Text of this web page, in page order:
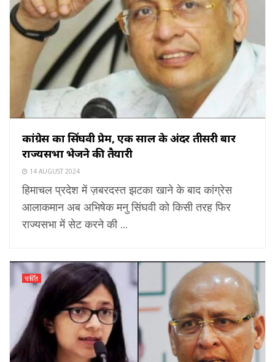
कांग्रेस का सिंघवी प्रेम, एक साल के अंदर तीसरी बार
राज्यसभा भेजने की तैयारी
14 AUGUST 2024
हिमाचल प्रदेश में ज़बरदस्त झटका खाने के बाद कांग्रेस
आलाकमान अब अभिषेक मनु सिंघवी को किसी तरह फिर
राज्यसभा में सेट करने की ...
चर्चित